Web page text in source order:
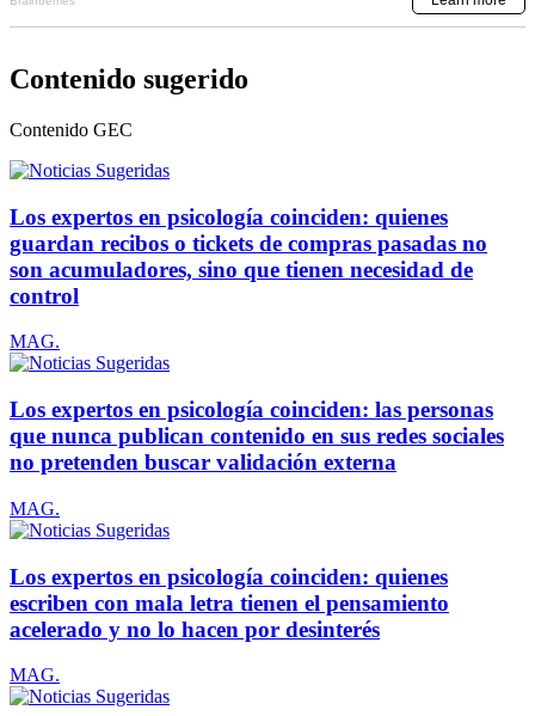
Contenido sugerido
Contenido GEC
Los expertos en psicología coinciden: quienes
guardan recibos o tickets de compras pasadas no
son acumuladores, sino que tienen necesidad de
control
MAG.
Los expertos en psicología coinciden: las personas
que nunca publican contenido en sus redes sociales
no pretenden buscar validación externa
MAG.
Los expertos en psicología coinciden: quienes
escriben con mala letra tienen el pensamiento
acelerado y no lo hacen por desinterés
MAG.